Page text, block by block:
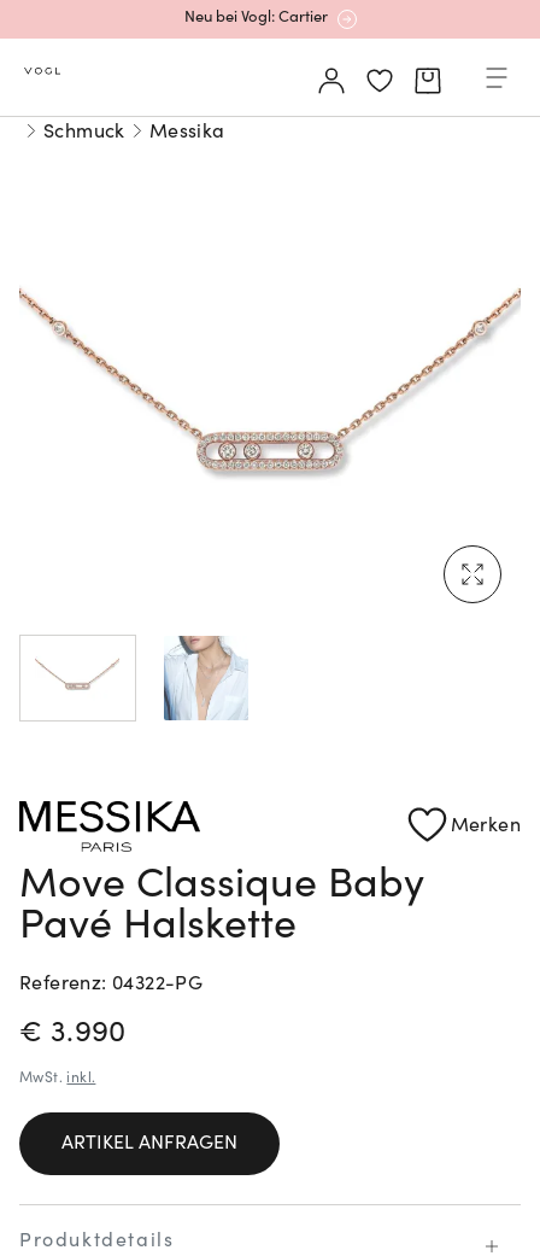
Neu bei Vogl: Cartier
Mehr erfahren: Ikonische Uhren von Cartier
Neu bei Vogl: Cartier
Rolex Certified Pre-Owned entdecken
Schmuck Messika
Merken
Move Classique Baby
Pavé Halskette
Referenz: 04322-PG
PREISINFORMATIONEN
€ 3.990
MwSt. inkl.
ARTIKEL ANFRAGEN
Produktdetails